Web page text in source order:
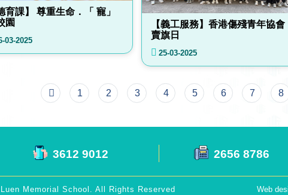
育課】 尊重生命．「 寵」
園
03-2025
【義工服務】香港傷殘青年協會
賣旗日
25-03-2025
1 2 3 4 5 6 7 8
3612 9012 2656 8786
Memorial School. All Rights Reserved Web